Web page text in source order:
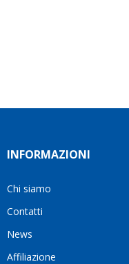
INFORMAZIONI
Chi siamo
Contatti
News
Affiliazione